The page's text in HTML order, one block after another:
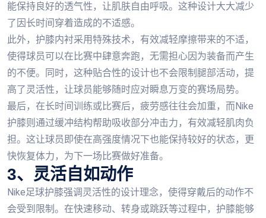
能保持良好的透气性，让肌肤自由呼吸。这种设计大大减少
了因长时间穿着造成的不适感。
此外，护膝内衬采用特殊技术，有效减轻摩擦带来的不适，
使得球员可以在比赛中肆意奔跑，无需担心因为装备而产生
的不便。同时，这种贴合性的设计也不会限制腿部活动，提
高了灵活性，让球员能够随时应对瞬息万变的赛场局势。
最后，在长时间训练或比赛后，疲劳感往往会加重，而Nike
护膝则通过缓冲结构帮助吸收部分冲击力，有效减轻肌肉负
担。这让球员即使在高强度情况下也能保持较好的状态，更
快恢复体力，为下一场比赛做好准备。
3、灵活自如动作
Nike足球护膝强调灵活性的设计理念，使得穿戴后的动作不
会受到限制。在快速移动、转身或跳跃等过程中，护膝能够